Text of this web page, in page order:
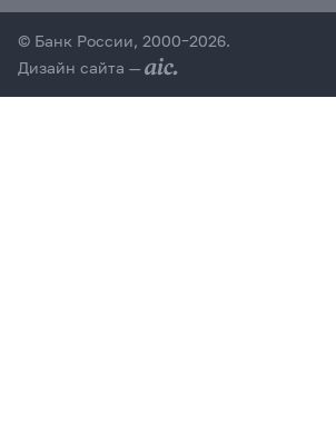
© Банк России, 2000–2026.
Дизайн сайта —